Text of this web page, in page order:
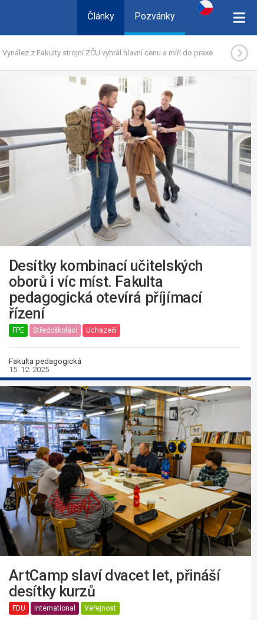
Články Pozvánky
z Fakulty strojní ZČU vyhrál hlavní cenu a míří do praxe
Desítky kombinací učitelských
oborů i víc míst. Fakulta
pedagogická otevírá příjímací
řízení
FPE Středoškoláci Uchazeči
Fakulta pedagogická
15. 12. 2025
ArtCamp slaví dvacet let, přináší
desítky kurzů
FDU International Veřejnost